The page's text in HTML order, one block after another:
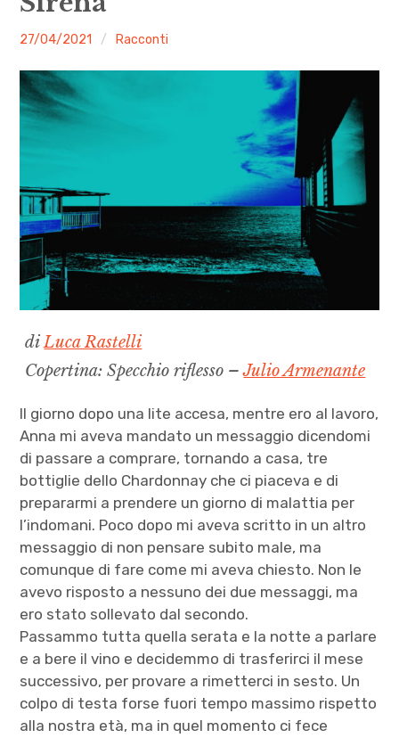
Numeri
Call
Rubriche child
menu
Archivio
malgrado
mosche
27/04/2021 Racconti
diLuca Rastelli
Copertina: Specchio riflesso –Julio Armenante
Il giorno dopo una lite accesa, mentre ero al lavoro,
Anna mi aveva mandato un messaggio dicendomi
di passare a comprare, tornando a casa, tre
bottiglie dello Chardonnay che ci piaceva e di
prepararmi a prendere un giorno di malattia per
l’indomani. Poco dopo mi aveva scritto in un altro
messaggio di non pensare subito male, ma
comunque di fare come mi aveva chiesto. Non le
avevo risposto a nessuno dei due messaggi, ma
ero stato sollevato dal secondo.
Passammo tutta quella serata e la notte a parlare
e a bere il vino e decidemmo di trasferirci il mese
successivo, per provare a rimetterci in sesto. Un
colpo di testa forse fuori tempo massimo rispetto
alla nostra età, ma in quel momento ci fece